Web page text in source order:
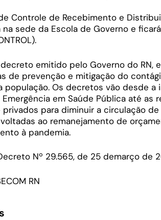
Controle de Recebimento e
na sede da Escola de Governo e
decreto emitido pelo Governo do RN,
de prevenção e mitigação do
população. Os decretos vão desde
em Saúde Pública até as
para diminuir a circulação
ao remanejamento de
à pandemia.
Nº 29.565, de 25 demarço de
RN